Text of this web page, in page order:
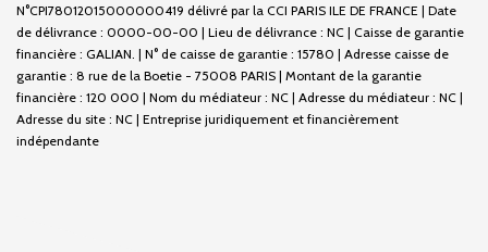
N°CPI78012015000000419 délivré par la CCI PARIS ILE DE FRANCE | Date
de délivrance : 0000-00-00 | Lieu de délivrance : NC | Caisse de garantie
financière : GALIAN. | N° de caisse de garantie : 15780 | Adresse caisse de
garantie : 8 rue de la Boetie - 75008 PARIS | Montant de la garantie
financière : 120 000 | Nom du médiateur : NC | Adresse du médiateur : NC |
Adresse du site : NC | Entreprise juridiquement et financièrement
indépendante